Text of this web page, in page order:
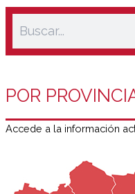
POR
Accede a la información